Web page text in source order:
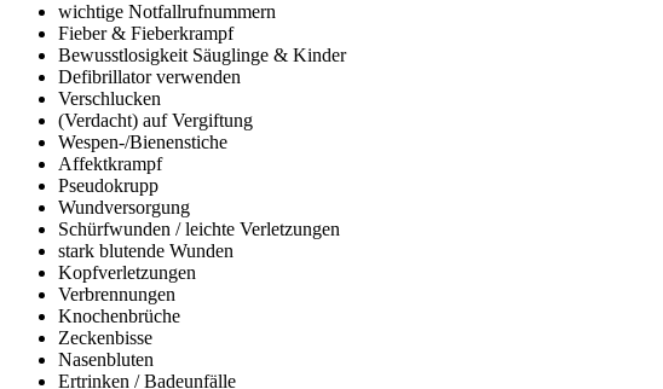
wichtige Notfallrufnummern
Fieber & Fieberkrampf
Bewusstlosigkeit Säuglinge & Kinder
Defibrillator verwenden
Verschlucken
(Verdacht) auf Vergiftung
Wespen-/Bienenstiche
Affektkrampf
Pseudokrupp
Wundversorgung
Schürfwunden / leichte Verletzungen
stark blutende Wunden
Kopfverletzungen
Verbrennungen
Knochenbrüche
Zeckenbisse
Nasenbluten
Ertrinken / Badeunfälle